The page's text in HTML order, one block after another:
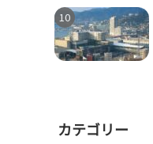
カテゴリー